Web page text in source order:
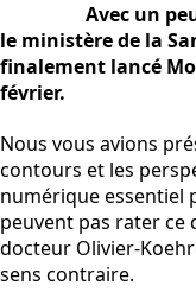
Avec un
le ministère de la
finalement lancé
février.
Nous vous avions
contours et les
numérique essentiel
peuvent pas rater ce
docteur Olivier-
sens contraire.